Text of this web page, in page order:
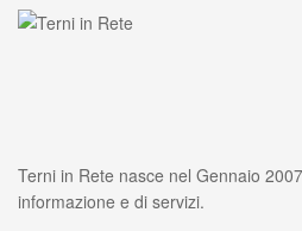
Terni in Rete nasce nel Gennaio
informazione e di servizi.